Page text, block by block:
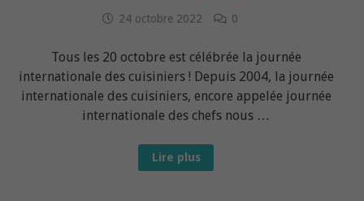
24 octobre 2022 0
Tous les 20 octobre est célébrée la journée
internationale des cuisiniers ! Depuis 2004, la journée
internationale des cuisiniers, encore appelée journée
internationale des chefs nous …
Journée
internationale
de
Lire plus